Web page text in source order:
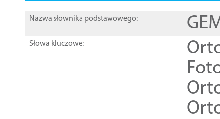
Nazwa słownika podstawowego:
Słowa kluczowe: